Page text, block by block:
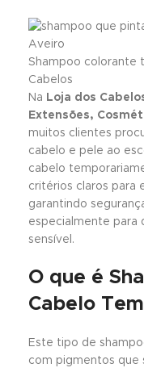
Shampoo colorante
Cabelos
Na Loja dos
Extensões,
muitos clientes
cabelo e pele ao
cabelo
critérios claros para
garantindo
especialmente para
sensível.
O que é
Cabelo
Este tipo de
com pigmentos que